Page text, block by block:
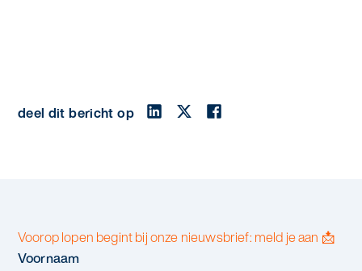
deel dit bericht op
Voorop lopen begint bij onze nieuwsbrief: meld je aan 📩
Voornaam